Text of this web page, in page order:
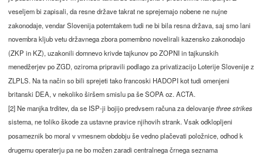
veseljem bi zapisali, da resne države takrat ne sprejemajo nobene ne nujne
zakonodaje, vendar Slovenija potemtakem tudi ne bi bila resna država, saj smo lani
novembra kljub vetu državnega zbora pomembno novelirali kazensko zakonodajo
(ZKP in KZ), uzakonili domnevo krivde tajkunov po ZOPNI in tajkunskih
menedžerjev po ZGD, oziroma pripravili podlago za privatizacijo Loterije Slovenije z
ZLPLS. Na ta način so bili sprejeti tako francoski HADOPI kot tudi omenjeni
britanski DEA, v nekoliko širšem smislu pa še SOPA oz. ACTA.
[2] Ne manjka trditev, da se ISP-ji bojijo predvsem računa za delovanjethree strikes
sistema, ne toliko škode za ustavne pravice njihovih strank. Vsak odklopljeni
posameznik bo moral v vmesnem obdobju še vedno plačevati položnice, odhod k
drugemu operaterju pa ne bo možen zaradi centralnega črnega seznama